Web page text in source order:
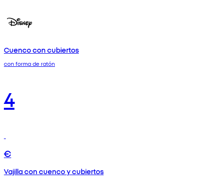
Cuenco con cubiertos
con forma de ratón
4
€
Vajilla con cuenco y cubiertos